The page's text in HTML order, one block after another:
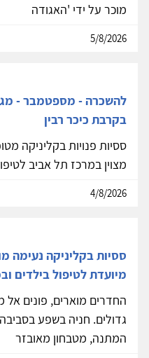
מוכר על ידי 'האגודה
5/8/2026
להשכרה - מספטמבר -
בקרבת כיכר רבין
ססיות פנויות בקליניקה
מצוין במרכז תל אביב
4/8/2026
ססיות בקליניקה נעימה
מיועדת לטיפול בילדים
החדרים מוארים, פונים
גדולים. חניה בשפע
המתנה, מטבחון מאובזר